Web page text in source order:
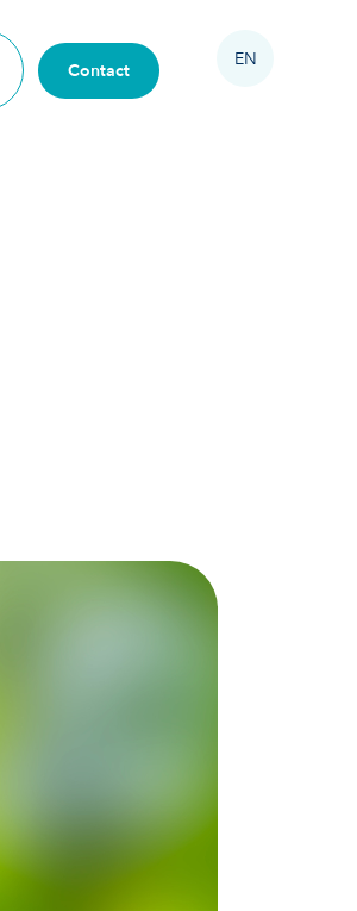
Contact
EN